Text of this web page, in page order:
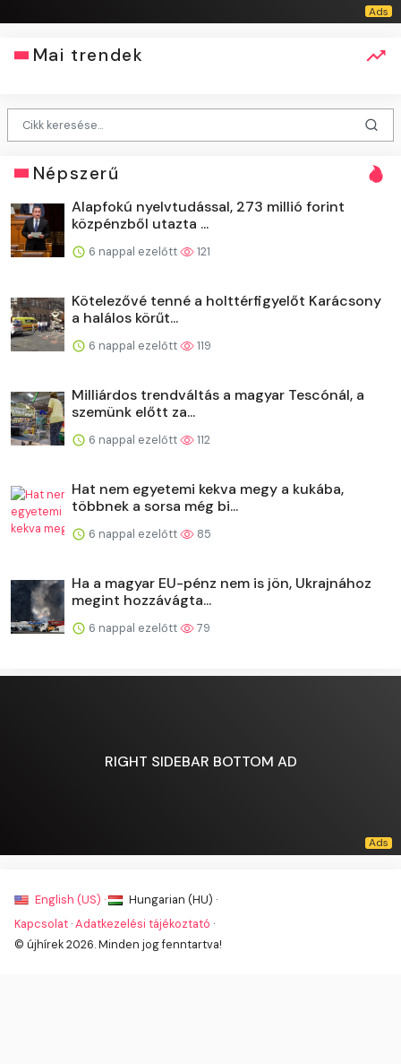
Mai trendek
Népszerű
Alapfokú nyelvtudással, 273 millió forint
közpénzből utazta ...
6 nappal ezelőtt 121
Kötelezővé tenné a holttérfigyelőt Karácsony
a halálos körűt...
6 nappal ezelőtt 119
Milliárdos trendváltás a magyar Tescónál, a
szemünk előtt za...
6 nappal ezelőtt 112
Hat nem egyetemi kekva megy a kukába,
többnek a sorsa még bi...
6 nappal ezelőtt 85
Ha a magyar EU-pénz nem is jön, Ukrajnához
megint hozzávágta...
6 nappal ezelőtt 79
RIGHT SIDEBAR BOTTOM AD
English (US) ·
Hungarian (HU) ·
Kapcsolat ·Adatkezelési tájékoztató ·
© újhírek 2026. Minden jog fenntartva!